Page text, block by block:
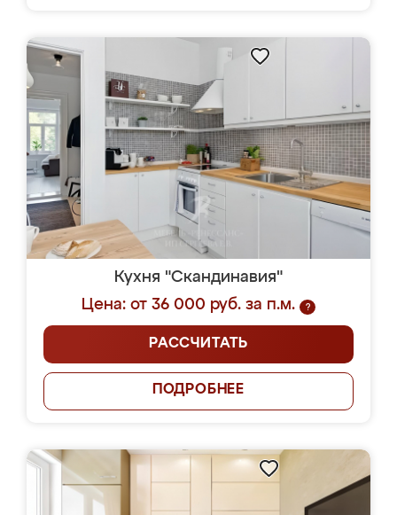
Кухня "Скандинавия"
Цена: от 36 000 руб. за п.м.
?
РАССЧИТАТЬ
ПОДРОБНЕЕ